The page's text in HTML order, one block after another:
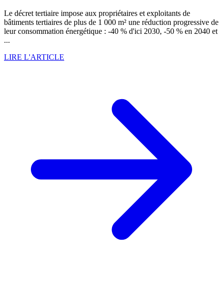
Le décret tertiaire impose aux propriétaires et exploitants de
bâtiments tertiaires de plus de 1 000 m² une réduction progressive de
leur consommation énergétique : -40 % d'ici 2030, -50 % en 2040 et
...
LIRE L'ARTICLE